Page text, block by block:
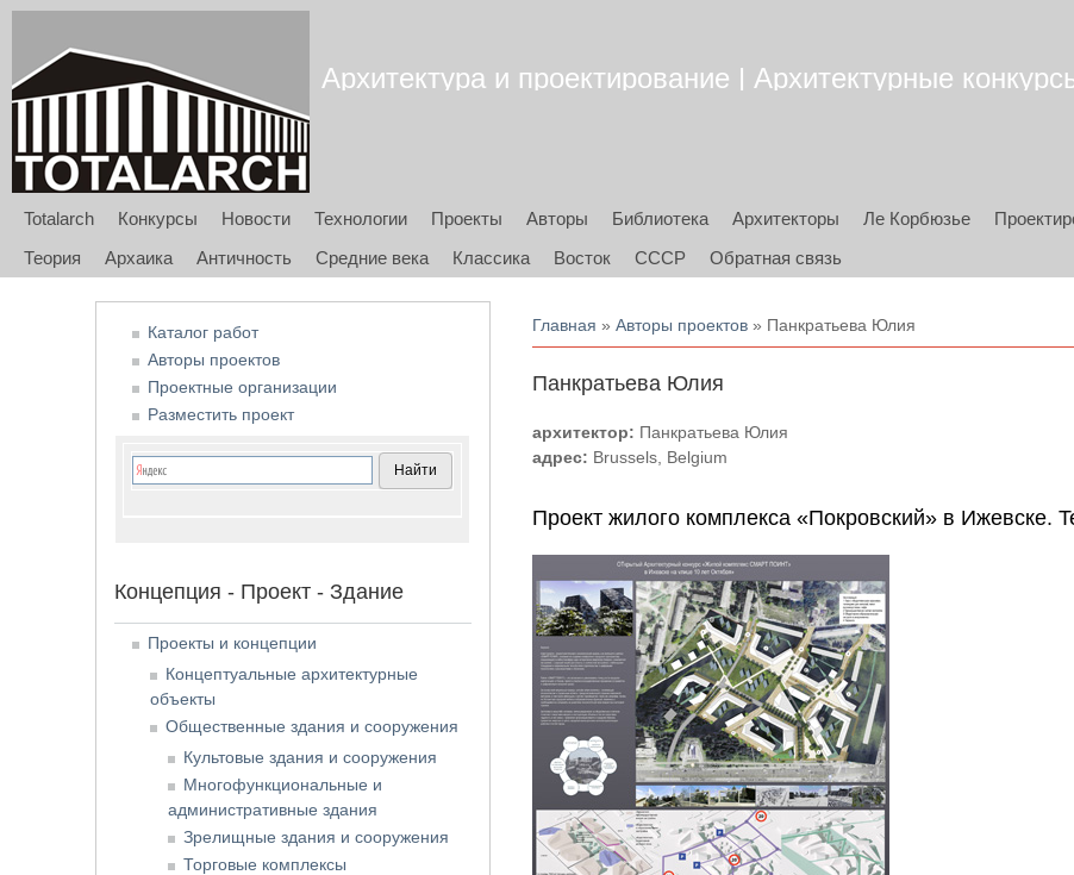
Архитектура и проектирование | Архитектурные
Totalarch Конкурсы Новости Технологии Проекты Авторы Библиотека Архитекторы Ле Корбюзье
Теория
Архаика Античность Средние века Классика Восток СССР Обратная связь
Вы здесь
Главная »Авторы проектов » Панкратьева Юлия
Панкратьева Юлия
архитектор: Панкратьева Юлия
адрес: Brussels, Belgium
Проект жилого комплекса «Покровский» в Ижевске.
Каталог работ
Авторы проектов
Проектные организации
Разместить проект
Концепция - Проект - Здание
Проекты и концепции
Концептуальные архитектурные
объекты
Общественные здания и сооружения
Культовые здания и сооружения
Многофункциональные и
административные здания
Зрелищные здания и сооружения
Торговые комплексы